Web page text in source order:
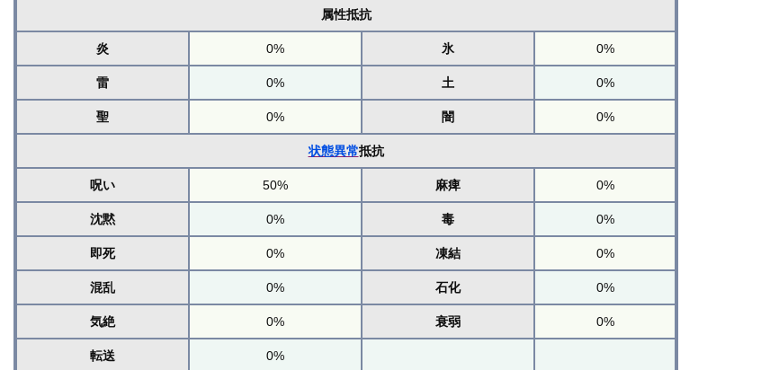
属性抵抗
炎 0% 氷 0%
雷 0% 土 0%
聖 0% 闇 0%
状態異常抵抗
呪い 50% 麻痺 0%
沈黙 0% 毒 0%
即死 0% 凍結 0%
混乱 0% 石化 0%
気絶 0% 衰弱 0%
転送 0%